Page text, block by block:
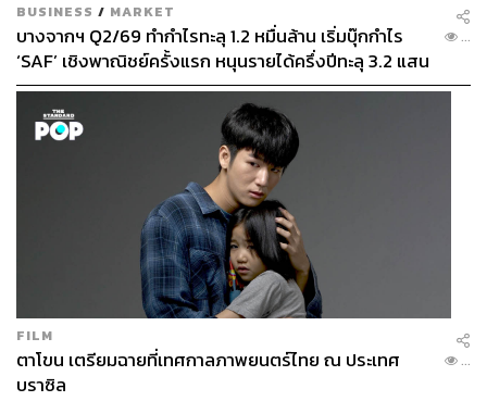
BUSINESS / MARKET
บางจากฯ Q2/69 ทำกำไรทะลุ 1.2 หมื่นล้าน เริ่มบุ๊กกำไร
‘SAF’ เชิงพาณิชย์ครั้งแรก หนุนรายได้ครึ่งปีทะลุ 3.2 แสน
ล้าน
...
FILM
ตาโขน เตรียมฉายที่เทศกาลภาพยนตร์ไทย ณ ประเทศ
บราซิล
...